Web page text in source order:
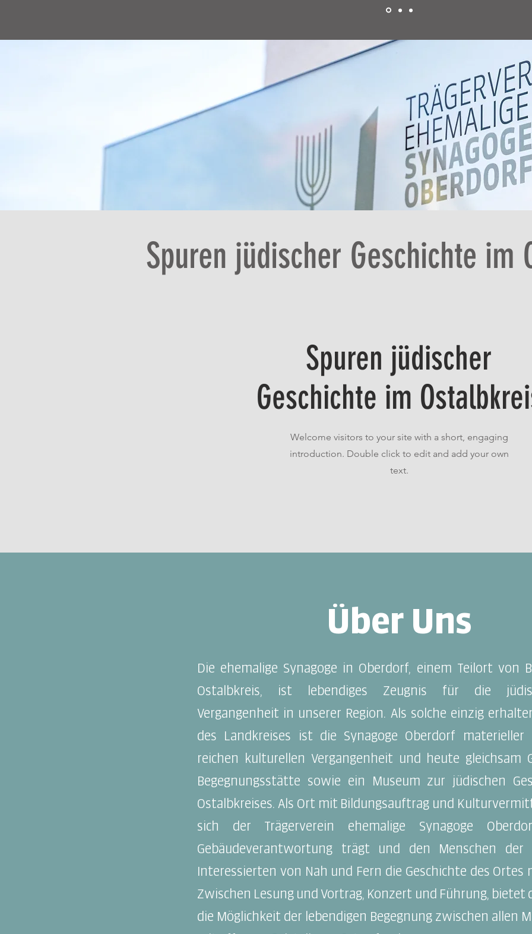
Spuren jüdischer Geschichte im
Spuren jüdischer
Geschichte im
Welcome visitors to your site with a short, engaging
introduction. Double click to edit and add your own
text.
Über Uns
Die ehemalige Synagoge in Oberdorf, einem Teilort von
Ostalbkreis, ist lebendiges Zeugnis für die
Vergangenheit in unserer Region. Als solche einzig
des Landkreises ist die Synagoge Oberdorf materieller
reichen kulturellen Vergangenheit und heute gleichsam
Begegnungsstätte sowie ein Museum zur jüdischen
Ostalbkreises. Als Ort mit Bildungsauftrag und
sich der Trägerverein ehemalige Synagoge
Gebäudeverantwortung trägt und den Menschen der
Interessierten von Nah und Fern die Geschichte des Ortes
Zwischen Lesung und Vortrag, Konzert und Führung, bietet
die Möglichkeit der lebendigen Begegnung zwischen allen